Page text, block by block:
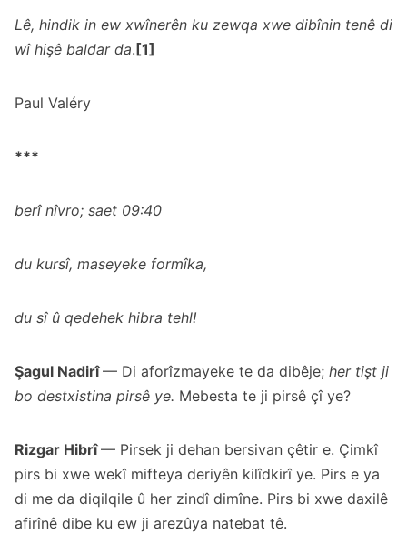
Lê, hindik in ew xwînerên ku zewqa xwe dibînin tenê di
wî hişê baldar da. [1]
Paul Valéry
***
berî nîvro; saet 09:40
du kursî, maseyeke formîka,
du sî û qedehek hibra tehl!
Şagul Nadirî— Di aforîzmayeke te da dibêje; her tişt ji
bo destxistina pirsê ye. Mebesta te ji pirsê çî ye?
Rizgar Hibrî— Pirsek ji dehan bersivan çêtir e. Çimkî
pirs bi xwe wekî mifteya deriyên kilîdkirî ye. Pirs e ya
di me da diqilqile û her zindî dimîne. Pirs bi xwe daxilê
afirînê dibe ku ew ji arezûya natebat tê.